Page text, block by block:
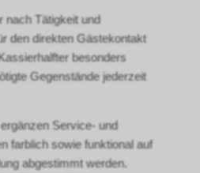
nach Tätigkeit und
den direkten Gästekontakt
besonders
Gegenstände jederzeit
Service- und
farblich sowie funktional auf
abgestimmt werden.